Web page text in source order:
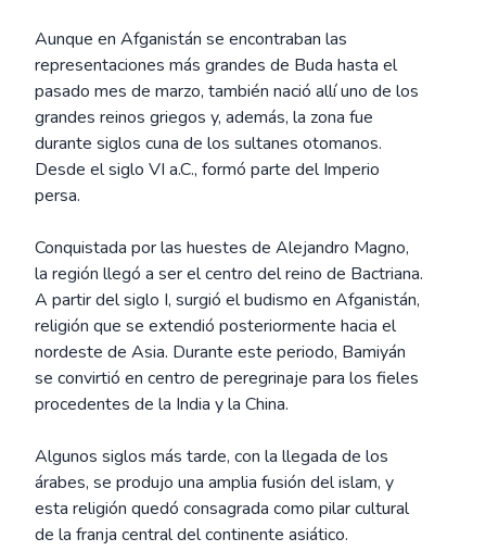
Aunque en Afganistán se encontraban las
representaciones más grandes de Buda hasta el
pasado mes de marzo, también nació allí uno de los
grandes reinos griegos y, además, la zona fue
durante siglos cuna de los sultanes otomanos.
Desde el siglo VI a.C., formó parte del Imperio
persa.
Conquistada por las huestes de Alejandro Magno,
la región llegó a ser el centro del reino de Bactriana.
A partir del siglo I, surgió el budismo en Afganistán,
religión que se extendió posteriormente hacia el
nordeste de Asia. Durante este periodo, Bamiyán
se convirtió en centro de peregrinaje para los fieles
procedentes de la India y la China.
Algunos siglos más tarde, con la llegada de los
árabes, se produjo una amplia fusión del islam, y
esta religión quedó consagrada como pilar cultural
de la franja central del continente asiático.